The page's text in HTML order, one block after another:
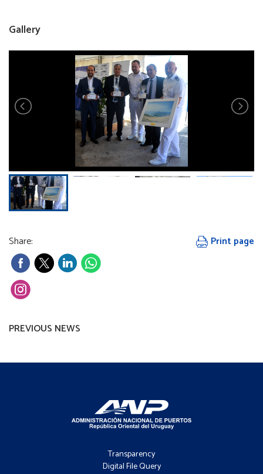
Gallery
Share: Print page
PREVIOUS NEWS
-
Menú
Transparency
Digital File Query